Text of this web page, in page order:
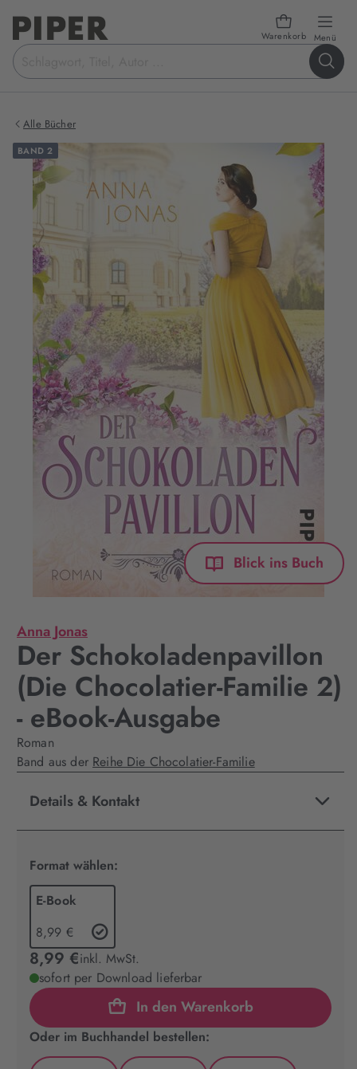
Warenkorb Menü
Suchbegriff
eingeben
Alle Bücher
BAND 2
Blick ins Buch
Anna Jonas
Der Schokoladenpavillon
(Die Chocolatier-Familie 2)
- eBook-Ausgabe
Roman
Band aus der Reihe Die Chocolatier-Familie
Details & Kontakt
Format wählen:
E-Book
8,99 €
8,99 €inkl. MwSt.
sofort per Download lieferbar
In den Warenkorb
Oder im Buchhandel bestellen: